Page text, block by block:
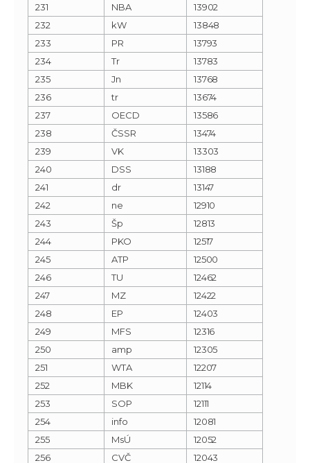
231
NBA
13902
232
kW
13848
233
PR
13793
234
Tr
13783
235
Jn
13768
236
tr
13674
237
OECD
13586
238
ČSSR
13474
239
VK
13303
240
DSS
13188
241
dr
13147
242
ne
12910
243
Šp
12813
244
PKO
12517
245
ATP
12500
246
TU
12462
247
MZ
12422
248
EP
12403
249
MFS
12316
250
amp
12305
251
WTA
12207
252
MBK
12114
253
SOP
12111
254
info
12081
255
MsÚ
12052
256
CVČ
12043